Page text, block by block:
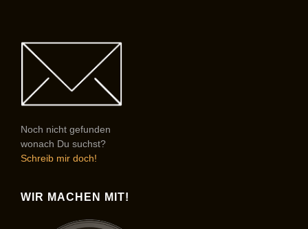
Noch nicht gefunden
wonach Du suchst?
Schreib mir doch!
WIR MACHEN MIT!